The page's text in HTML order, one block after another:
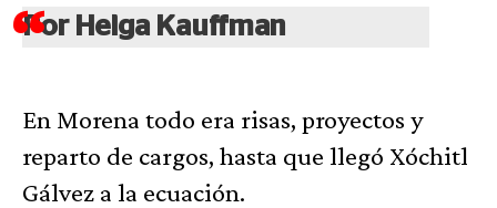
Por Helga Kauffman
En Morena todo era risas, proyectos y
reparto de cargos, hasta que llegó Xóchitl
Gálvez a la ecuación.